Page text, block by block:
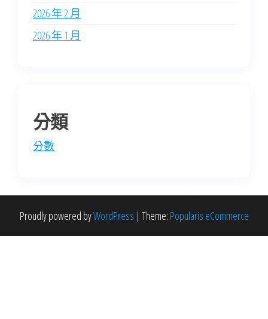
2026 年 2 月
2026 年 1 月
分類
分數
Proudly powered byWordPress | Theme: Popularis eCommerce